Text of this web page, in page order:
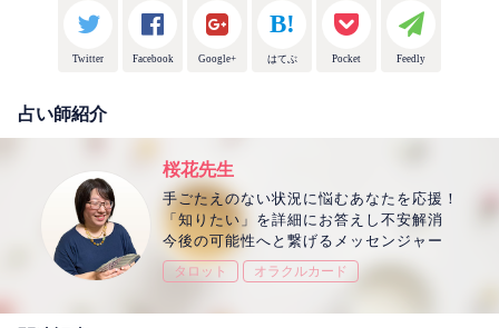
Twitter Facebook Google+ はてぶ Pocket Feedly
占い師紹介
桜花先生
手ごたえのない状況に悩むあなたを応援！
「知りたい」を詳細にお答えし不安解消
今後の可能性へと繋げるメッセンジャー
タロット オラクルカード